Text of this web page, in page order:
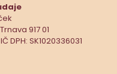
917 01
DPH: SK1020336031